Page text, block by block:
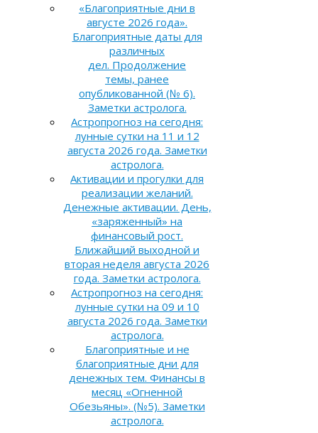
«Благоприятные дни в
августе 2026 года».
Благоприятные даты для
различных
дел. Продолжение
темы, ранее
опубликованной (№ 6).
Заметки астролога.
Астропрогноз на сегодня:
лунные сутки на 11 и 12
августа 2026 года. Заметки
астролога.
Активации и прогулки для
реализации желаний.
Денежные активации. День,
«заряженный» на
финансовый рост.
Ближайший выходной и
вторая неделя августа 2026
года. Заметки астролога.
Астропрогноз на сегодня:
лунные сутки на 09 и 10
августа 2026 года. Заметки
астролога.
Благоприятные и не
благоприятные дни для
денежных тем. Финансы в
месяц «Огненной
Обезьяны». (№5). Заметки
астролога.